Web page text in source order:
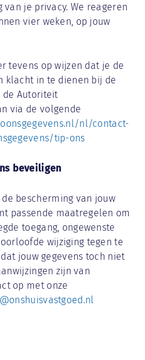
je privacy. We reageren
vier weken, op jouw
tevens op wijzen dat je de
klacht in te dienen bij de
de Autoriteit
via de volgende
nl/contact-
tip-ons
beveiligen
bescherming van jouw
passende maatregelen om
toegang, ongewenste
wijziging tegen te
jouw gegevens toch niet
zijn van
op met onze